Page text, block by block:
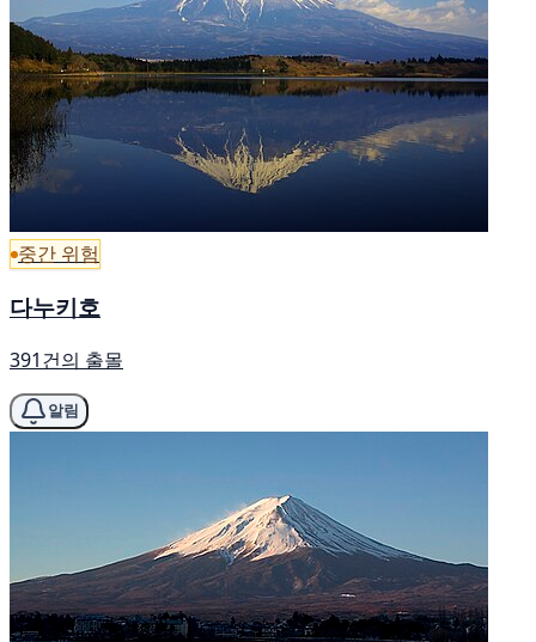
중간 위험
다누키호
391건의 출몰
알림